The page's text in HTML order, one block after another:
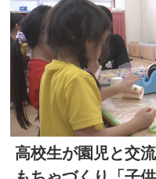
高校生が園児と交